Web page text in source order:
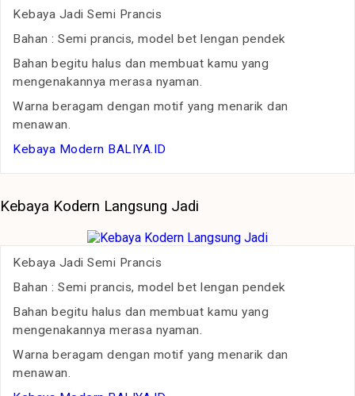
Kebaya Jadi Semi Prancis
Bahan : Semi prancis, model bet lengan pendek
Bahan begitu halus dan membuat kamu yang
mengenakannya merasa nyaman.
Warna beragam dengan motif yang menarik dan
menawan.
Kebaya Modern BALIYA.ID
Kebaya Kodern Langsung Jadi
Kebaya Jadi Semi Prancis
Bahan : Semi prancis, model bet lengan pendek
Bahan begitu halus dan membuat kamu yang
mengenakannya merasa nyaman.
Warna beragam dengan motif yang menarik dan
menawan.